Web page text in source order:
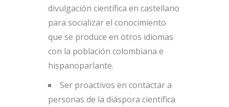
divulgación científica en castellano
para socializar el conocimiento
que se produce en otros idiomas
con la población colombiana e
hispanoparlante.
Ser proactivos en contactar a
personas de la diáspora científica